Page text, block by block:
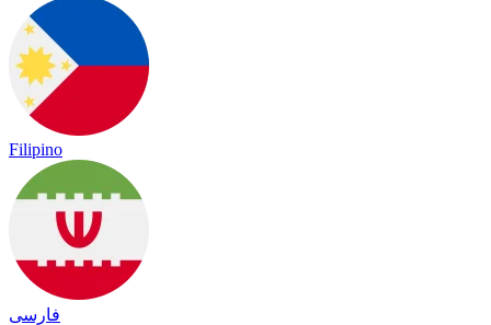
Filipino
فارسی